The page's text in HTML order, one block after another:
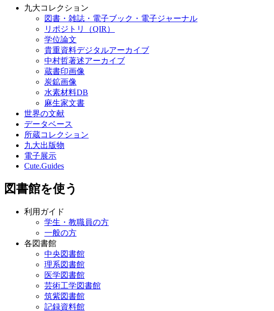
九大コレクション
図書・雑誌・電子ブック・電子ジャーナル
リポジトリ（QIR）
学位論文
貴重資料デジタルアーカイブ
中村哲著述アーカイブ
蔵書印画像
炭鉱画像
水素材料DB
麻生家文書
世界の文献
データベース
所蔵コレクション
九大出版物
電子展示
Cute.Guides
図書館を使う
利用ガイド
学生・教職員の方
一般の方
各図書館
中央図書館
理系図書館
医学図書館
芸術工学図書館
筑紫図書館
記録資料館